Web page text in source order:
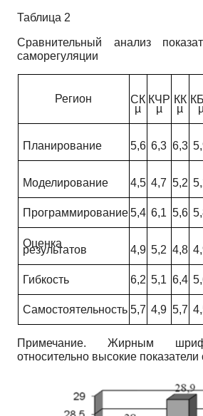
Таблица 2
Сравнительный анализ
саморегуляции
Регион СК
µ
КЧР
µ
КК
µ
Планирование 5,6 6,3 6,3
Моделирование 4,5 4,7 5,2
Программирование5,4 6,1 5,6
Оценка
результатов 4,9 5,2 4,8
Гибкость 6,2 5,1 6,4
Самостоятельность 5,7 4,9 5,7
Примечание. Жирным
относительно высокие